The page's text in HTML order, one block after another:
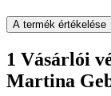
A termék értékelése
1 Vásárlói
Martina